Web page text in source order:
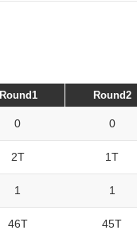
Round1 Round2
0 0
2T 1T
1 1
46T 45T